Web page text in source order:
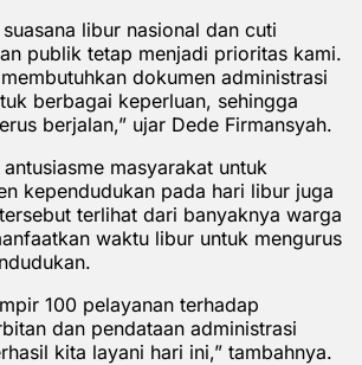
libur nasional dan cuti
publik tetap menjadi prioritas kami.
dokumen administrasi
berbagai keperluan, sehingga
berjalan,” ujar Dede Firmansyah.
masyarakat untuk
kependudukan pada hari libur juga
terlihat dari banyaknya warga
waktu libur untuk mengurus
100 pelayanan terhadap
dan pendataan administrasi
kita layani hari ini,” tambahnya.